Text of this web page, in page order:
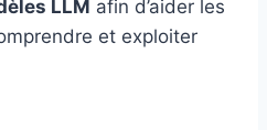
LLM afin d’aider les
et exploiter